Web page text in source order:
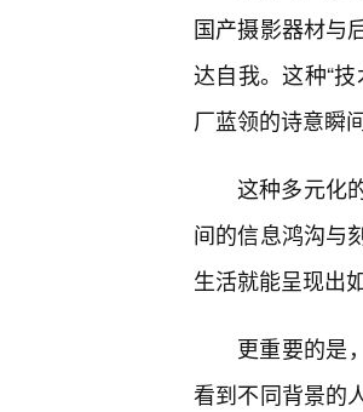
国产摄影器材与
达自我。这种“
厂蓝领的诗意瞬
这种多元化
间的信息鸿沟与
生活就能呈现出
更重要的是
看到不同背景的